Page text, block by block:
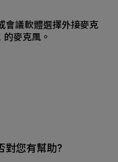
會議軟體選擇外接麥克
麥克風。
對您有幫助?